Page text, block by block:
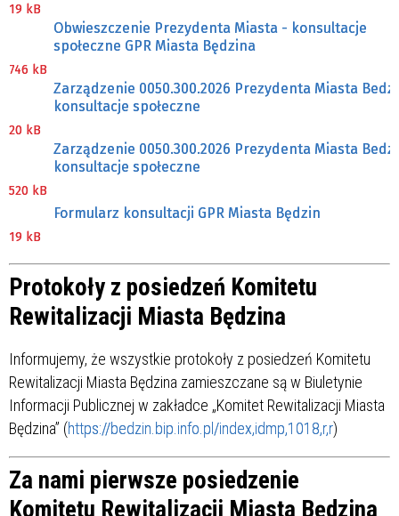
19 kB
Obwieszczenie Prezydenta Miasta - konsultacje
społeczne GPR Miasta Będzina
746 kB
Zarządzenie 0050.300.2026 Prezydenta Miasta
konsultacje społeczne
20 kB
Zarządzenie 0050.300.2026 Prezydenta Miasta
konsultacje społeczne
520 kB
Formularz konsultacji GPR Miasta Będzin
19 kB
Protokoły z posiedzeń Komitetu
Rewitalizacji Miasta Będzina
Informujemy, że wszystkie protokoły z posiedzeń Komitetu
Rewitalizacji Miasta Będzina zamieszczane są w Biuletynie
Informacji Publicznej w zakładce „Komitet Rewitalizacji Miasta
Będzina” (https://bedzin.bip.info.pl/index,idmp,1018,r,r)
Za nami pierwsze posiedzenie
Komitetu Rewitalizacji Miasta Będzina